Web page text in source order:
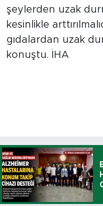
şeylerden uzak
kesinlikle
gıdalardan uzak
konuştu. İHA